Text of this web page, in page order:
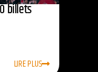
billets
LIRE PLUS